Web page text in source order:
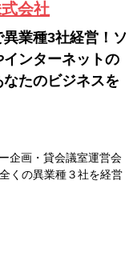
会社
業種3社経営！ソ
ンターネットの
たのビジネスを
企画・貸会議室運営会
くの異業種３社を経営